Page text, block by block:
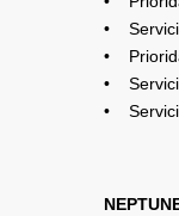
•
•
•
•